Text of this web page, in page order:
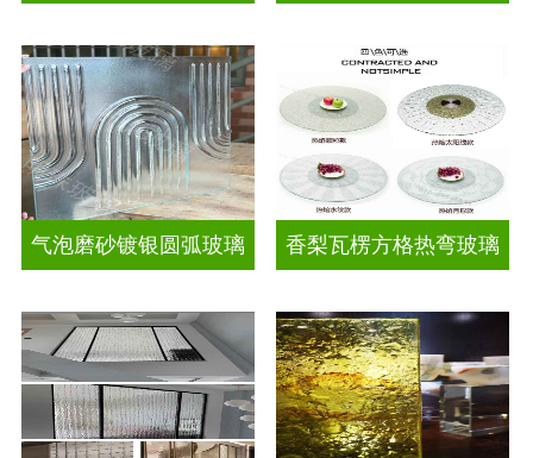
气泡磨砂镀银圆弧玻璃 香梨瓦楞方格热弯玻璃